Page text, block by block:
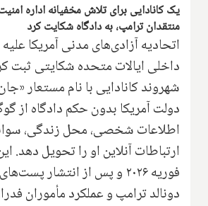
یک کانادایی برای تلاش مخفیانه اداره
منتقدان ترامپ، به دادگاه شکایت کرد
اتحادیه آزادی‌های مدنی آمریکا
داخلی ایالات متحده شکایتی ثبت
شهروند کانادایی با نام مستعار
دولت آمریکا بدون حکم دادگاه از
اطلاعات شخصی، محل زندگی،
ارتباطات آنلاین او را تحویل دهد.
فوریه ۲۰۲۶ و پس از انتشار
دونالد ترامپ و عملکرد مأموران